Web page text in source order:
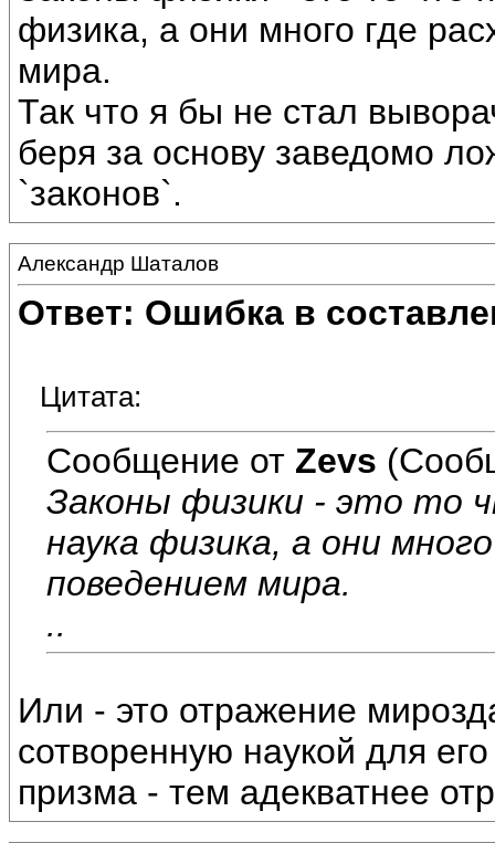
физика, а они много где
мира.
Так что я бы не стал
беря за основу заведомо
`законов`.
Александр Шаталов
Ответ: Ошибка в
Цитата:
Сообщение от Zevs
Законы физики - это то
наука физика, а они
поведением мира.
..
Или - это отражение
сотворенную наукой для
призма - тем адекватнее